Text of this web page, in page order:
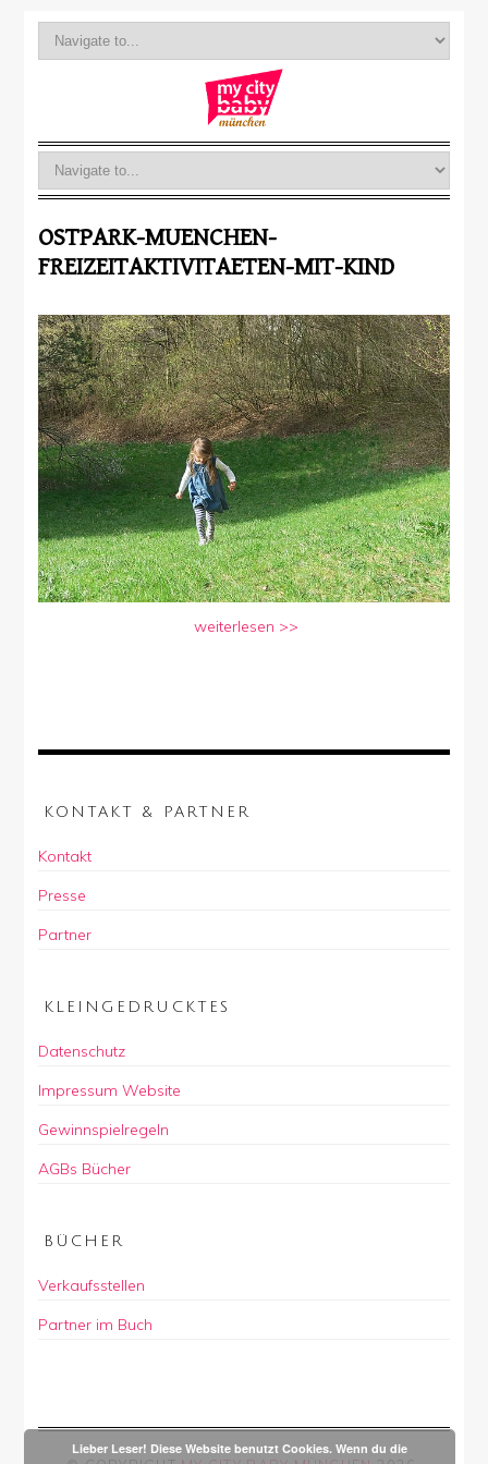
OSTPARK-MUENCHEN-
FREIZEITAKTIVITAETEN-MIT-KIND
weiterlesen >>
KONTAKT & PARTNER
Kontakt
Presse
Partner
KLEINGEDRUCKTES
Datenschutz
Impressum Website
Gewinnspielregeln
AGBs Bücher
BÜCHER
Verkaufsstellen
Partner im Buch
Lieber Leser! Diese Website benutzt Cookies. Wenn du die